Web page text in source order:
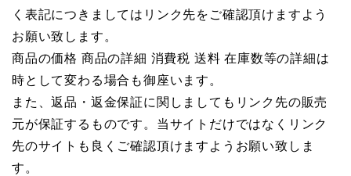
く表記につきましてはリンク先をご確認頂けますよう
お願い致します。
商品の価格 商品の詳細 消費税 送料 在庫数等の詳細は
時として変わる場合も御座います。
また、返品・返金保証に関しましてもリンク先の販売
元が保証するものです。当サイトだけではなくリンク
先のサイトも良くご確認頂けますようお願い致しま
す。